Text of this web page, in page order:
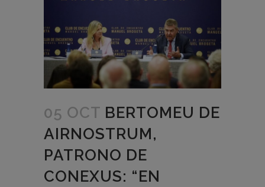
05 OCT BERTOMEU DE
AIRNOSTRUM,
PATRONO DE
CONEXUS: “EN